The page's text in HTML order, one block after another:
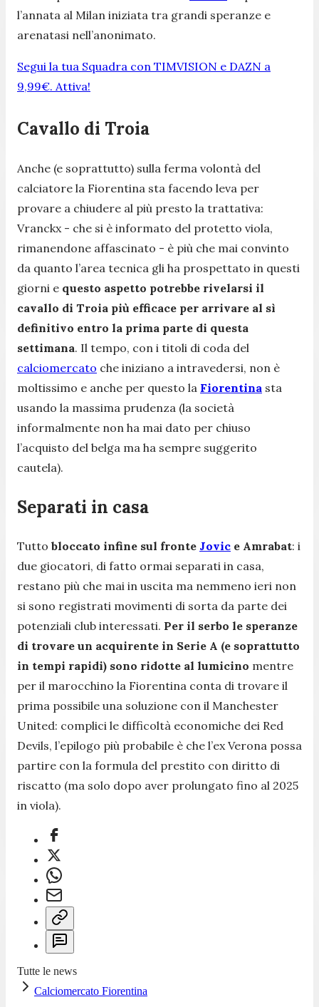
l’annata al Milan iniziata tra grandi speranze e
arenatasi nell’anonimato.
Segui la tua Squadra con TIMVISION e DAZN a
9,99€. Attiva!
Cavallo di Troia
Anche (e soprattutto) sulla ferma volontà del
calciatore la Fiorentina sta facendo leva per
provare a chiudere al più presto la trattativa:
Vranckx - che si è informato del protetto viola,
rimanendone affascinato - è più che mai convinto
da quanto l’area tecnica gli ha prospettato in questi
giorni e questo aspetto potrebbe rivelarsi il
cavallo di Troia più efficace per arrivare al sì
definitivo entro la prima parte di questa
settimana. Il tempo, con i titoli di coda del
calciomercato che iniziano a intravedersi, non è
moltissimo e anche per questo la Fiorentina sta
usando la massima prudenza (la società
informalmente non ha mai dato per chiuso
l’acquisto del belga ma ha sempre suggerito
cautela).
Separati in casa
Tutto bloccato infine sul fronte Jovic e Amrabat: i
due giocatori, di fatto ormai separati in casa,
restano più che mai in uscita ma nemmeno ieri non
si sono registrati movimenti di sorta da parte dei
potenziali club interessati. Per il serbo le speranze
di trovare un acquirente in Serie A (e soprattutto
in tempi rapidi) sono ridotte al lumicino mentre
per il marocchino la Fiorentina conta di trovare il
prima possibile una soluzione con il Manchester
United: complici le difficoltà economiche dei Red
Devils, l’epilogo più probabile è che l’ex Verona possa
partire con la formula del prestito con diritto di
riscatto (ma solo dopo aver prolungato fino al 2025
in viola).
Tutte le news
Calciomercato Fiorentina